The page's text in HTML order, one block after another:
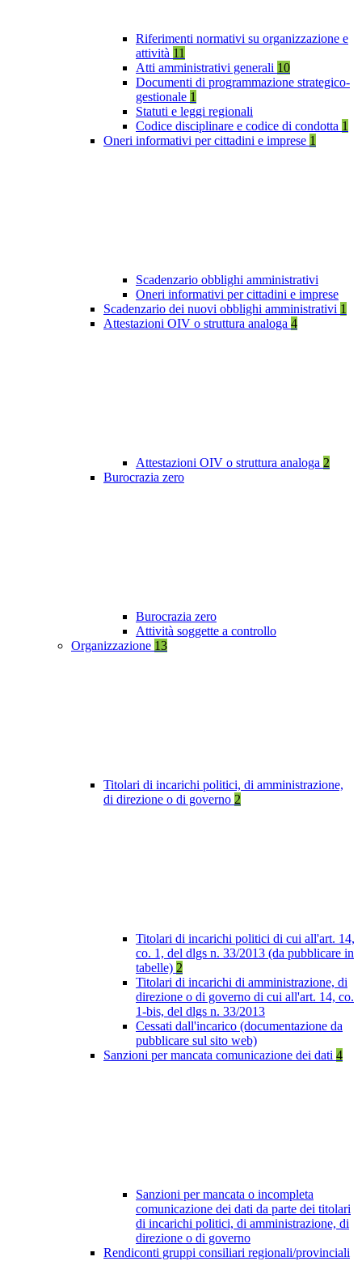
Riferimenti normativi su organizzazione e
attività 11
Atti amministrativi generali 10
Documenti di programmazione strategico-
gestionale 1
Statuti e leggi regionali
Codice disciplinare e codice di condotta 1
Oneri informativi per cittadini e imprese 1
Scadenzario obblighi amministrativi
Oneri informativi per cittadini e imprese
Scadenzario dei nuovi obblighi amministrativi 1
Attestazioni OIV o struttura analoga 4
Attestazioni OIV o struttura analoga 2
Burocrazia zero
Burocrazia zero
Attività soggette a controllo
Organizzazione 13
Titolari di incarichi politici, di amministrazione,
di direzione o di governo 2
Titolari di incarichi politici di cui all'art. 14,
co. 1, del dlgs n. 33/2013 (da pubblicare in
tabelle) 2
Titolari di incarichi di amministrazione, di
direzione o di governo di cui all'art. 14, co.
1-bis, del dlgs n. 33/2013
Cessati dall'incarico (documentazione da
pubblicare sul sito web)
Sanzioni per mancata comunicazione dei dati 4
Sanzioni per mancata o incompleta
comunicazione dei dati da parte dei titolari
di incarichi politici, di amministrazione, di
direzione o di governo
Rendiconti gruppi consiliari regionali/provinciali